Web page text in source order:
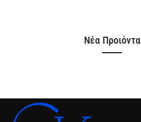
Μάθε ΠερισσότεραΝέα Προιόντα